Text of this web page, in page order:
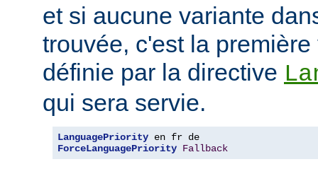
et si aucune variante
trouvée, c'est la
définie par la directive
qui sera servie.
LanguagePriority
ForceLanguagePriority Fallback